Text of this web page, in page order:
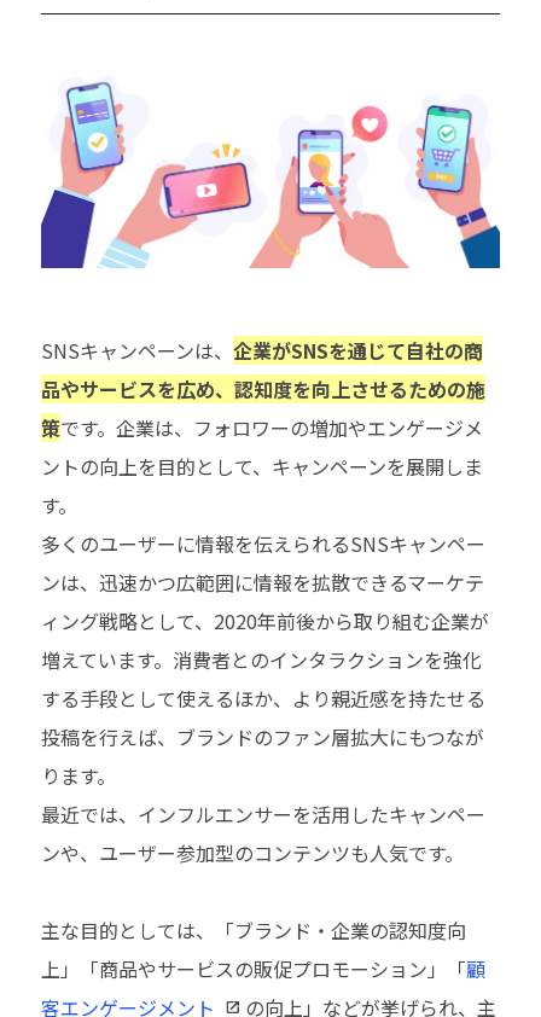
SNSキャンペーンは、 企業がSNSを通じて自社の商
品やサービスを広め、認知度を向上させるための施
策です。企業は、フォロワーの増加やエンゲージメ
ントの向上を目的として、キャンペーンを展開しま
す。
多くのユーザーに情報を伝えられるSNSキャンペー
ンは、迅速かつ広範囲に情報を拡散できるマーケテ
ィング戦略として、2020年前後から取り組む企業が
増えています。消費者とのインタラクションを強化
する手段として使えるほか、より親近感を持たせる
投稿を行えば、ブランドのファン層拡大にもつなが
ります。
最近では、インフルエンサーを活用したキャンペー
ンや、ユーザー参加型のコンテンツも人気です。
主な目的としては、「ブランド・企業の認知度向
上」「商品やサービスの販促プロモーション」「顧
客エンゲージメント
の向上」などが挙げられ、主